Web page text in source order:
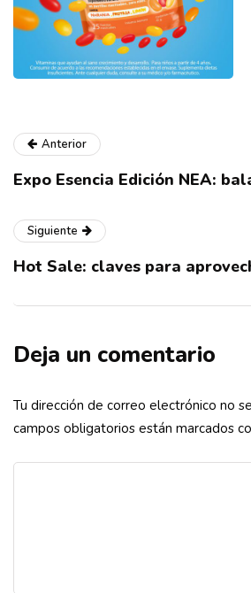
Anterior
Expo Esencia Edición NEA:
Siguiente
Hot Sale: claves para
Deja un comentario
Tu dirección de correo electrónico no
campos obligatorios están marcados